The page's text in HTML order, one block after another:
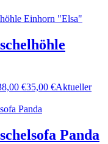
€35,00 €Aktueller
Panda